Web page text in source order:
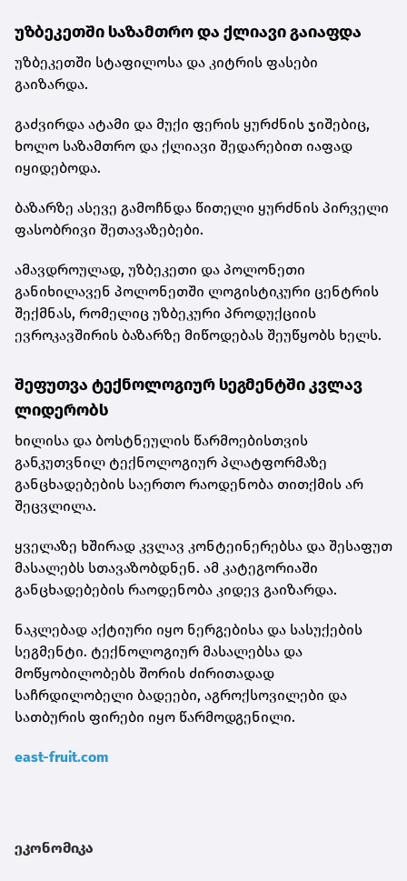
უზბეკეთში საზამთრო და ქლიავი გაიაფდა
უზბეკეთში სტაფილოსა და კიტრის ფასები
გაიზარდა.
გაძვირდა ატამი და მუქი ფერის ყურძნის ჯიშებიც,
ხოლო საზამთრო და ქლიავი შედარებით იაფად
იყიდებოდა.
ბაზარზე ასევე გამოჩნდა წითელი ყურძნის პირველი
ფასობრივი შეთავაზებები.
ამავდროულად, უზბეკეთი და პოლონეთი
განიხილავენ პოლონეთში ლოგისტიკური ცენტრის
შექმნას, რომელიც უზბეკური პროდუქციის
ევროკავშირის ბაზარზე მიწოდებას შეუწყობს ხელს.
შეფუთვა ტექნოლოგიურ სეგმენტში კვლავ
ლიდერობს
ხილისა და ბოსტნეულის წარმოებისთვის
განკუთვნილ ტექნოლოგიურ პლატფორმაზე
განცხადებების საერთო რაოდენობა თითქმის არ
შეცვლილა.
ყველაზე ხშირად კვლავ კონტეინერებსა და შესაფუთ
მასალებს სთავაზობდნენ. ამ კატეგორიაში
განცხადებების რაოდენობა კიდევ გაიზარდა.
ნაკლებად აქტიური იყო ნერგებისა და სასუქების
სეგმენტი. ტექნოლოგიურ მასალებსა და
მოწყობილობებს შორის ძირითადად
საჩრდილობელი ბადეები, აგროქსოვილები და
სათბურის ფირები იყო წარმოდგენილი.
east-fruit.com
ეკონომიკა